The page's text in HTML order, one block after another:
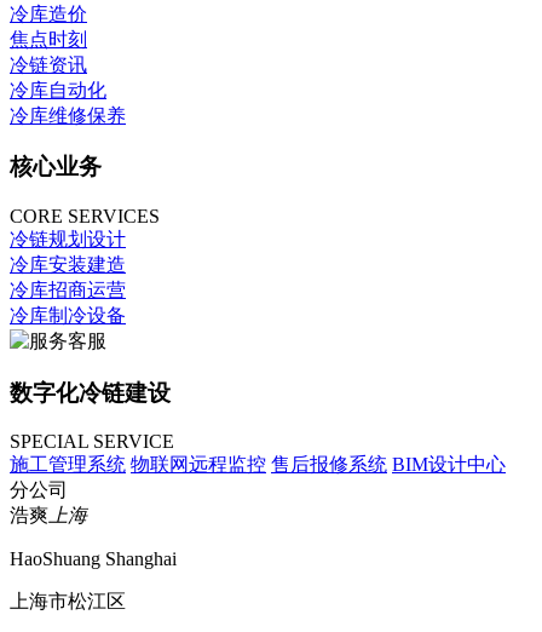
冷库造价
焦点时刻
冷链资讯
冷库自动化
冷库维修保养
核心业务
CORE SERVICES
冷链规划设计
冷库安装建造
冷库招商运营
冷库制冷设备
数字化冷链建设
SPECIAL SERVICE
施工管理系统 物联网远程监控 售后报修系统 BIM设计中心
分公司
浩爽上海
HaoShuang Shanghai
上海市松江区